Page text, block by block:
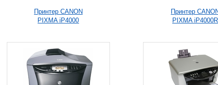
Принтер CANON
PIXMA iP4000
Принтер
PIXMA iP4000R